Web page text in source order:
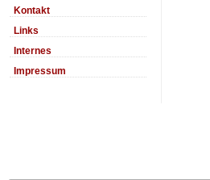
Kontakt
Links
Internes
Impressum